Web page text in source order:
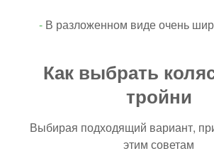
- В разложенном виде очень
Как выбрать
тройни
Выбирая подходящий вариант,
этим советам